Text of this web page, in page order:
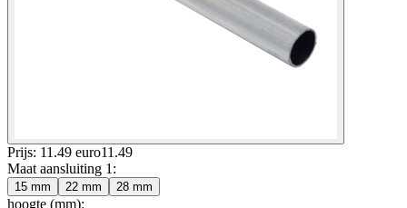
Prijs: 11.49 euro11 .49
Maat aansluiting 1 :
15 mm 22 mm 28 mm
hoogte (mm):